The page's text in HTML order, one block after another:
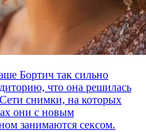
Бортич так сильно
что она решилась
снимки, на которых
они с новым
занимаются сексом.